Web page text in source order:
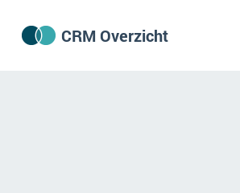
CRM Overzicht